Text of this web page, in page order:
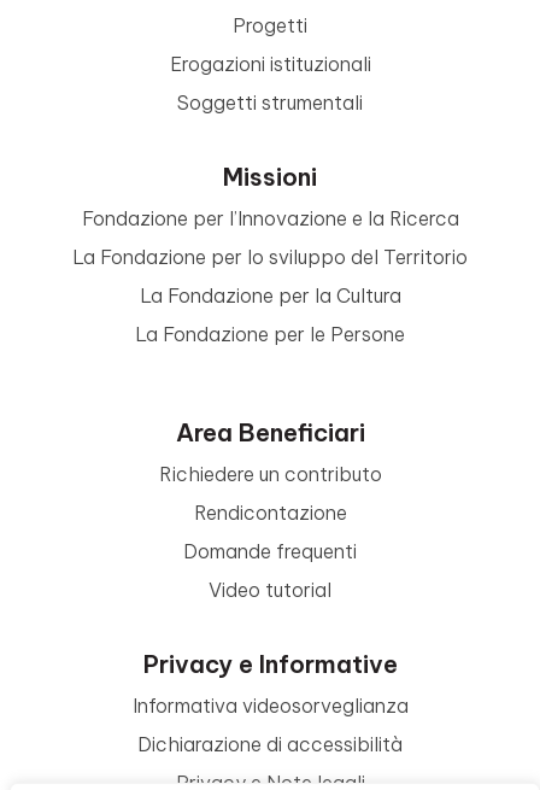
Progetti
Erogazioni istituzionali
Soggetti strumentali
Missioni
Fondazione per l’Innovazione e la Ricerca
La Fondazione per lo sviluppo del Territorio
La Fondazione per la Cultura
La Fondazione per le Persone
Area Beneficiari
Richiedere un contributo
Rendicontazione
Domande frequenti
Video tutorial
Privacy e Informative
Informativa videosorveglianza
Dichiarazione di accessibilità
Privacy e Note legali